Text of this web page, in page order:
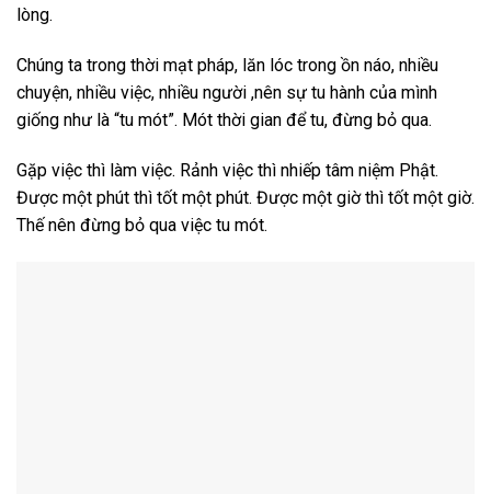
lòng.
Chúng ta trong thời mạt pháp, lăn lóc trong ồn náo, nhiều
chuyện, nhiều việc, nhiều người ,nên sự tu hành của mình
giống như là “tu mót”. Mót thời gian để tu, đừng bỏ qua.
Gặp việc thì làm việc. Rảnh việc thì nhiếp tâm niệm Phật.
Được một phút thì tốt một phút. Được một giờ thì tốt một giờ.
Thế nên đừng bỏ qua việc tu mót.